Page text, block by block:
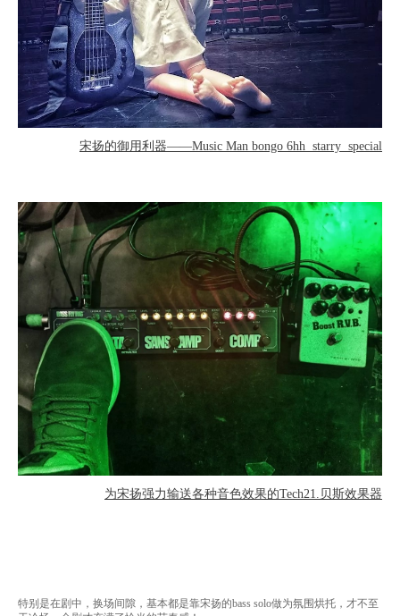
宋扬的御用利器——Music Man bongo 6hh starry special
为宋扬强力输送各种音色效果的Tech21.贝斯效果器
特别是在剧中，换场间隙，基本都是靠宋扬的bass solo做为氛围烘托，才不至